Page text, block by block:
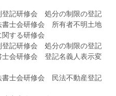
登記研修会 処分の制限の登記
書士会研修会 所有者不明土地
する研修会
登記研修会 処分の制限の登記
士会研修会 登記名義人表示変
書士会研修会 民法不動産登記